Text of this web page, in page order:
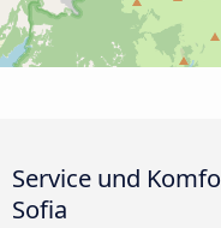
Service und
Sofia